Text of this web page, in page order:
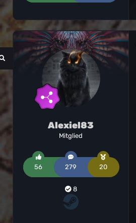
Alexiel83
Mitglied
56 279 20
8